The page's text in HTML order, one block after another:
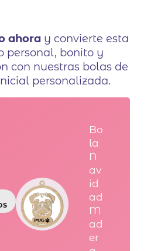
ahora y convierte esta
personal, bonito y
con nuestras bolas de
personalizada.
Bo
la
N
av
id
ad
M
ad
er